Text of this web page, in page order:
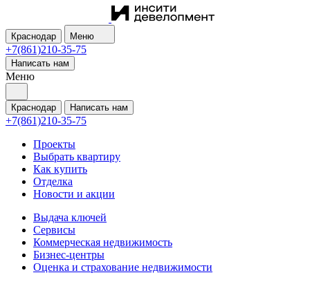
Краснодар Меню
+7(861)210-35-75
Написать нам
Меню
Краснодар Написать нам
+7(861)210-35-75
Проекты
Выбрать квартиру
Как купить
Отделка
Новости и акции
Выдача ключей
Сервисы
Коммерческая недвижимость
Бизнес-центры
Оценка и страхование недвижимости